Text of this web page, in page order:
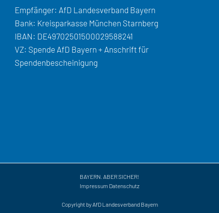
Empfänger: AfD Landesverband Bayern
Bank: Kreisparkasse München Starnberg
IBAN: DE49702501500029588241
VZ: Spende AfD Bayern + Anschrift für
Spendenbescheinigung
BAYERN. ABER SICHER!
Impressum Datenschutz
Copyright by AfD Landesverband Bayern